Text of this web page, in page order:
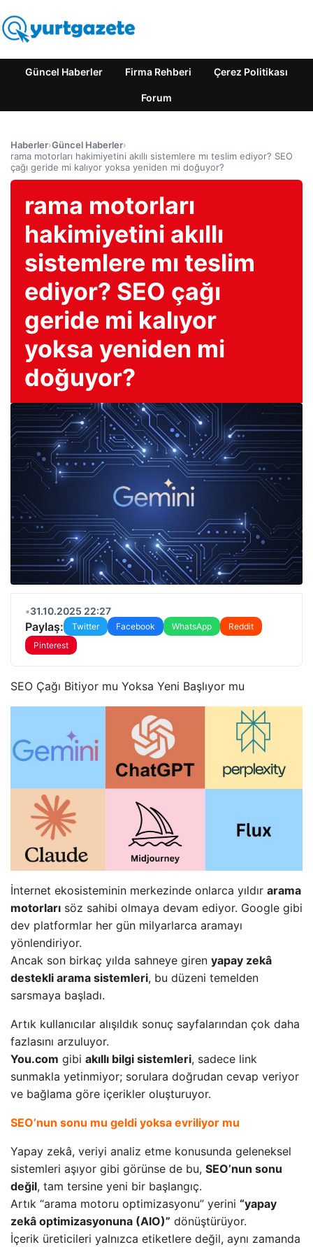
Güncel Haberler Firma Rehberi Çerez Politikası
Forum
Haberler›Güncel Haberler›
rama motorları hakimiyetini akıllı sistemlere mı teslim ediyor? SEO
çağı geride mi kalıyor yoksa yeniden mi doğuyor?
rama motorları
hakimiyetini akıllı
sistemlere mı teslim
ediyor? SEO çağı
geride mi kalıyor
yoksa yeniden mi
doğuyor?
•31.10.2025 22:27
Paylaş: Twitter Facebook WhatsApp
Reddit
Pinterest
SEO Çağı Bitiyor mu Yoksa Yeni Başlıyor mu
İnternet ekosisteminin merkezinde onlarca yıldır arama
motorları söz sahibi olmaya devam ediyor. Google gibi
dev platformlar her gün milyarlarca aramayı
yönlendiriyor.
Ancak son birkaç yılda sahneye giren yapay zekâ
destekli arama sistemleri, bu düzeni temelden
sarsmaya başladı.
Artık kullanıcılar alışıldık sonuç sayfalarından çok daha
fazlasını arzuluyor.
You.com gibi akıllı bilgi sistemleri, sadece link
sunmakla yetinmiyor; sorulara doğrudan cevap veriyor
ve bağlama göre içerikler oluşturuyor.
SEO’nun sonu mu geldi yoksa evriliyor mu
Yapay zekâ, veriyi analiz etme konusunda geleneksel
sistemleri aşıyor gibi görünse de bu, SEO’nun sonu
değil, tam tersine yeni bir başlangıç.
Artık “arama motoru optimizasyonu” yerini “yapay
zekâ optimizasyonuna (AIO)” dönüştürüyor.
İçerik üreticileri yalnızca etiketlere değil, aynı zamanda